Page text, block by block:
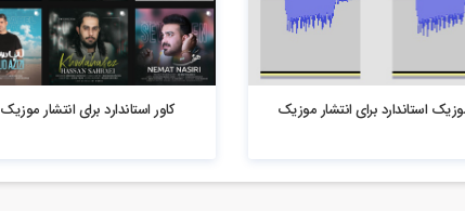
استاندارد برای انتشار موزیک کاور استاندارد برای انتشار موزیک